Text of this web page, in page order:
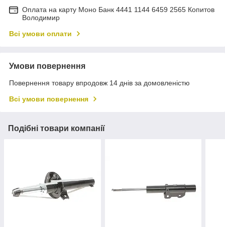
Оплата на карту Моно Банк 4441 1144 6459 2565 Копитов
Володимир
Всі умови оплати
Умови повернення
Повернення товару впродовж 14 днів за домовленістю
Всі умови повернення
Подібні товари компанії